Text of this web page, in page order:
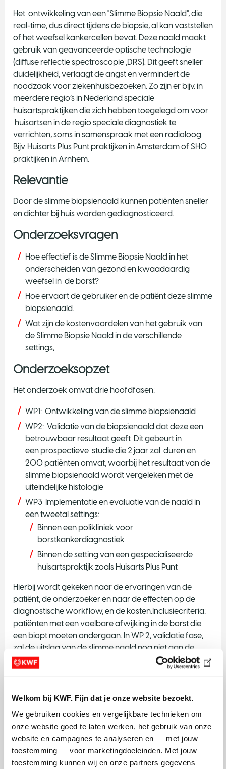
Welkom bij KWF. Fijn dat je onze website bezoekt.
We gebruiken cookies en vergelijkbare technieken om
onze website goed te laten werken, het gebruik van onze
website en campagnes te analyseren en — met jouw
toestemming — voor marketingdoeleinden. Met jouw
toestemming kunnen wij en onze partners gegevens
Het ontwikkeling van een "Slimme Biopsie Naald", die
real-time, dus direct tijdens de biopsie, al kan vaststellen
of het weefsel kankercellen bevat. Deze naald maakt
gebruik van geavanceerde optische technologie
(diffuse reflectie spectroscopie ,DRS). Dit geeft sneller
duidelijkheid, verlaagt de angst en vermindert de
noodzaak voor ziekenhuisbezoeken. Zo zijn er bijv. in
meerdere regio’s in Nederland speciale
huisartspraktijken die zich hebben toegelegd om voor
huisartsen in de regio speciale diagnostiek te
verrichten, soms in samenspraak met een radioloog.
Bijv. Huisarts Plus Punt praktijken in Amsterdam of SHO
praktijken in Arnhem.
Relevantie
Door de slimme biopsienaald kunnen patiënten sneller
en dichter bij huis worden gediagnosticeerd.
Onderzoeksvragen
Hoe effectief is de Slimme Biopsie Naald in het
onderscheiden van gezond en kwaadaardig
weefsel in de borst?
Hoe ervaart de gebruiker en de patiënt deze slimme
biopsienaald.
Wat zijn de kostenvoordelen van het gebruik van
de Slimme Biopsie Naald in de verschillende
settings,
Onderzoeksopzet
Het onderzoek omvat drie hoofdfasen:
WP1: Ontwikkeling van de slimme biopsienaald
WP2: Validatie van de biopsienaald dat deze een
betrouwbaar resultaat geeft Dit gebeurt in
een prospectieve studie die 2 jaar zal duren en
200 patiënten omvat, waarbij het resultaat van de
slimme biopsienaald wordt vergeleken met de
uiteindelijke histologie
WP3 Implementatie en evaluatie van de naald in
een tweetal settings:
Binnen een polikliniek voor
borstkankerdiagnostiek
Binnen de setting van een gespecialiseerde
huisartspraktijk zoals Huisarts Plus Punt
Hierbij wordt gekeken naar de ervaringen van de
patiënt, de onderzoeker en naar de effecten op de
diagnostische workflow, en de kosten.Inclusiecriteria:
patiënten met een voelbare afwijking in de borst die
een biopt moeten ondergaan. In WP 2, validatie fase,
zal de uitslag van de slimme naald nog niet aan de
patiënt worden medegedeeld omdat validatie nog
plaatsvindt. Voordeel voor de patiënt in deze fase is
biopteert. Nadeel is er niet echt, aangezien het verder
In WP 3 is er het voordeel dat de diagnose van de
slimme naald wel meteen wordt medegedeeld.
Verwachte uitkomsten